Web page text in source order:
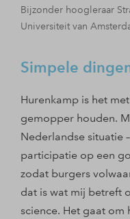
Bijzonder hoogleraar
Universiteit van
Simpele
Hurenkamp is het
gemopper houden.
Nederlandse situatie
participatie op een
zodat burgers
dat is wat mij betreft
science. Het gaat